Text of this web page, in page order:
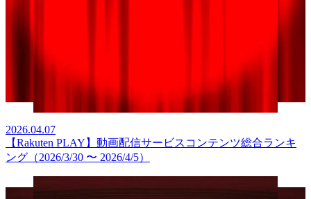
2026.04.07
【Rakuten PLAY】動画配信サービスコンテンツ総合ランキ
ング（2026/3/30 〜 2026/4/5）